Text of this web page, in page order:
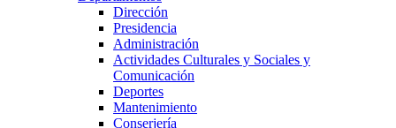
Dirección
Presidencia
Administración
Actividades Culturales y Sociales y
Comunicación
Deportes
Mantenimiento
Conserjería